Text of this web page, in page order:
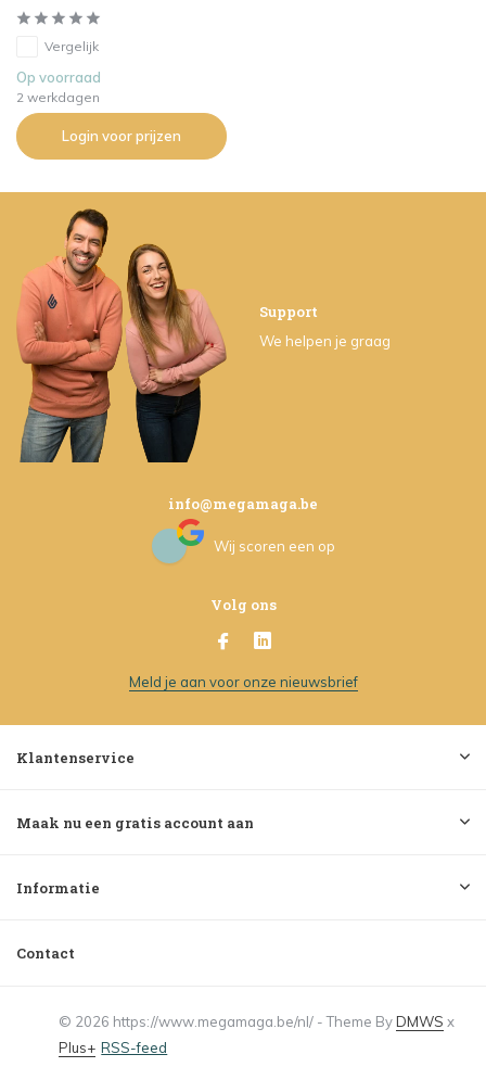
Vergelijk
Op voorraad
2 werkdagen
Login voor prijzen
Support
We helpen je graag
info@megamaga.be
Wij scoren een op
Volg ons
Meld je aan voor onze nieuwsbrief
Klantenservice
Maak nu een gratis account aan
Informatie
Contact
© 2026 https://www.megamaga.be/nl/ - Theme ByDMWS x
Plus+ RSS-feed